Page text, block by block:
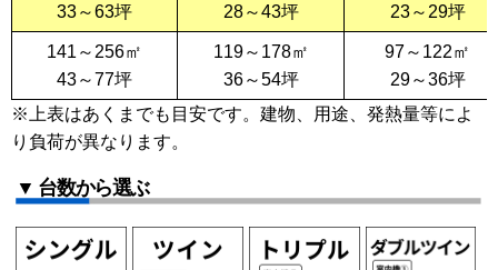
33～63坪
28～43坪
23～29坪
141～256㎡
43～77坪
119～178㎡
36～54坪
97～122㎡
29～36坪
※上表はあくまでも目安です。建物、用途、発熱量等によ
り負荷が異なります。
▼ 台数から選ぶ